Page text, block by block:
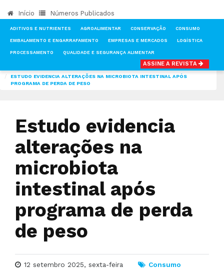
Início Números Publicados
ADITIVOS E NUTRIENTES AGROALIMENTAR CONSERVAÇÃO CONSUMO
EMBALAMENTO E ENGARRAFAMENTO EMPRESAS E MERCADOS LOGÍSTICA
PROCESSAMENTO QUALIDADE E SEGURANÇA ALIMENTAR
ASSINE A REVISTA
ESTUDO EVIDENCIA ALTERAÇÕES NA MICROBIOTA INTESTINAL APÓS
PROGRAMA DE PERDA DE PESO
Estudo evidencia
alterações na
microbiota
intestinal após
programa de perda
de peso
12 setembro 2025, sexta-feira Consumo